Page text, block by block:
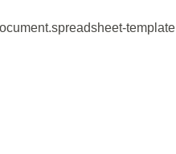
template